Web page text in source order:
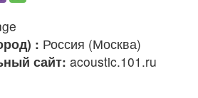
: Россия (Москва)
сайт: acoustic.101.ru